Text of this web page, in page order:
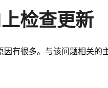
检查更新
有很多。与该问题相关的